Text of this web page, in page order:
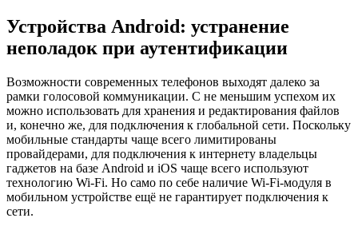
Устройства Android: устранение
неполадок при аутентификации
Возможности современных телефонов выходят далеко за
рамки голосовой коммуникации. С не меньшим успехом их
можно использовать для хранения и редактирования файлов
и, конечно же, для подключения к глобальной сети. Поскольку
мобильные стандарты чаще всего лимитированы
провайдерами, для подключения к интернету владельцы
гаджетов на базе Android и iOS чаще всего используют
технологию Wi-Fi. Но само по себе наличие Wi-Fi-модуля в
мобильном устройстве ещё не гарантирует подключения к
сети.